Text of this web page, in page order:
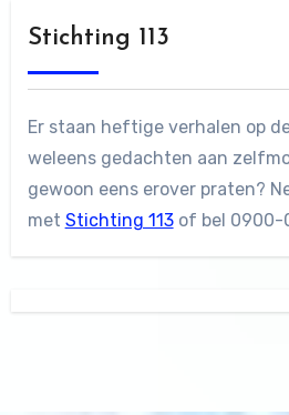
Stichting 113
Er staan heftige verhalen op
weleens gedachten aan
gewoon eens erover praten?
met Stichting 113of bel 0900-